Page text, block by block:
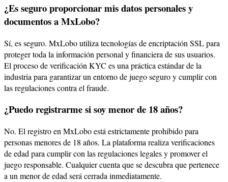
¿Es seguro proporcionar mis datos personales y
documentos a MxLobo?
Sí, es seguro. MxLobo utiliza tecnologías de encriptación SSL para
proteger toda la información personal y financiera de sus usuarios.
El proceso de verificación KYC es una práctica estándar de la
industria para garantizar un entorno de juego seguro y cumplir con
las regulaciones contra el fraude.
¿Puedo registrarme si soy menor de 18 años?
No. El registro en MxLobo está estrictamente prohibido para
personas menores de 18 años. La plataforma realiza verificaciones
de edad para cumplir con las regulaciones legales y promover el
juego responsable. Cualquier cuenta que se descubra que pertenece
a un menor de edad será cerrada inmediatamente.